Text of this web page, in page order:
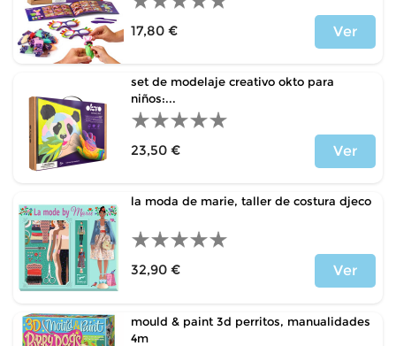
17,80 €
Ver
set de modelaje creativo okto para
niños:...
23,50 €
Ver
la moda de marie, taller de costura djeco
32,90 €
Ver
mould & paint 3d perritos, manualidades
4m